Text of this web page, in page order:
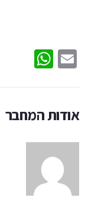
Email
אודות המחבר